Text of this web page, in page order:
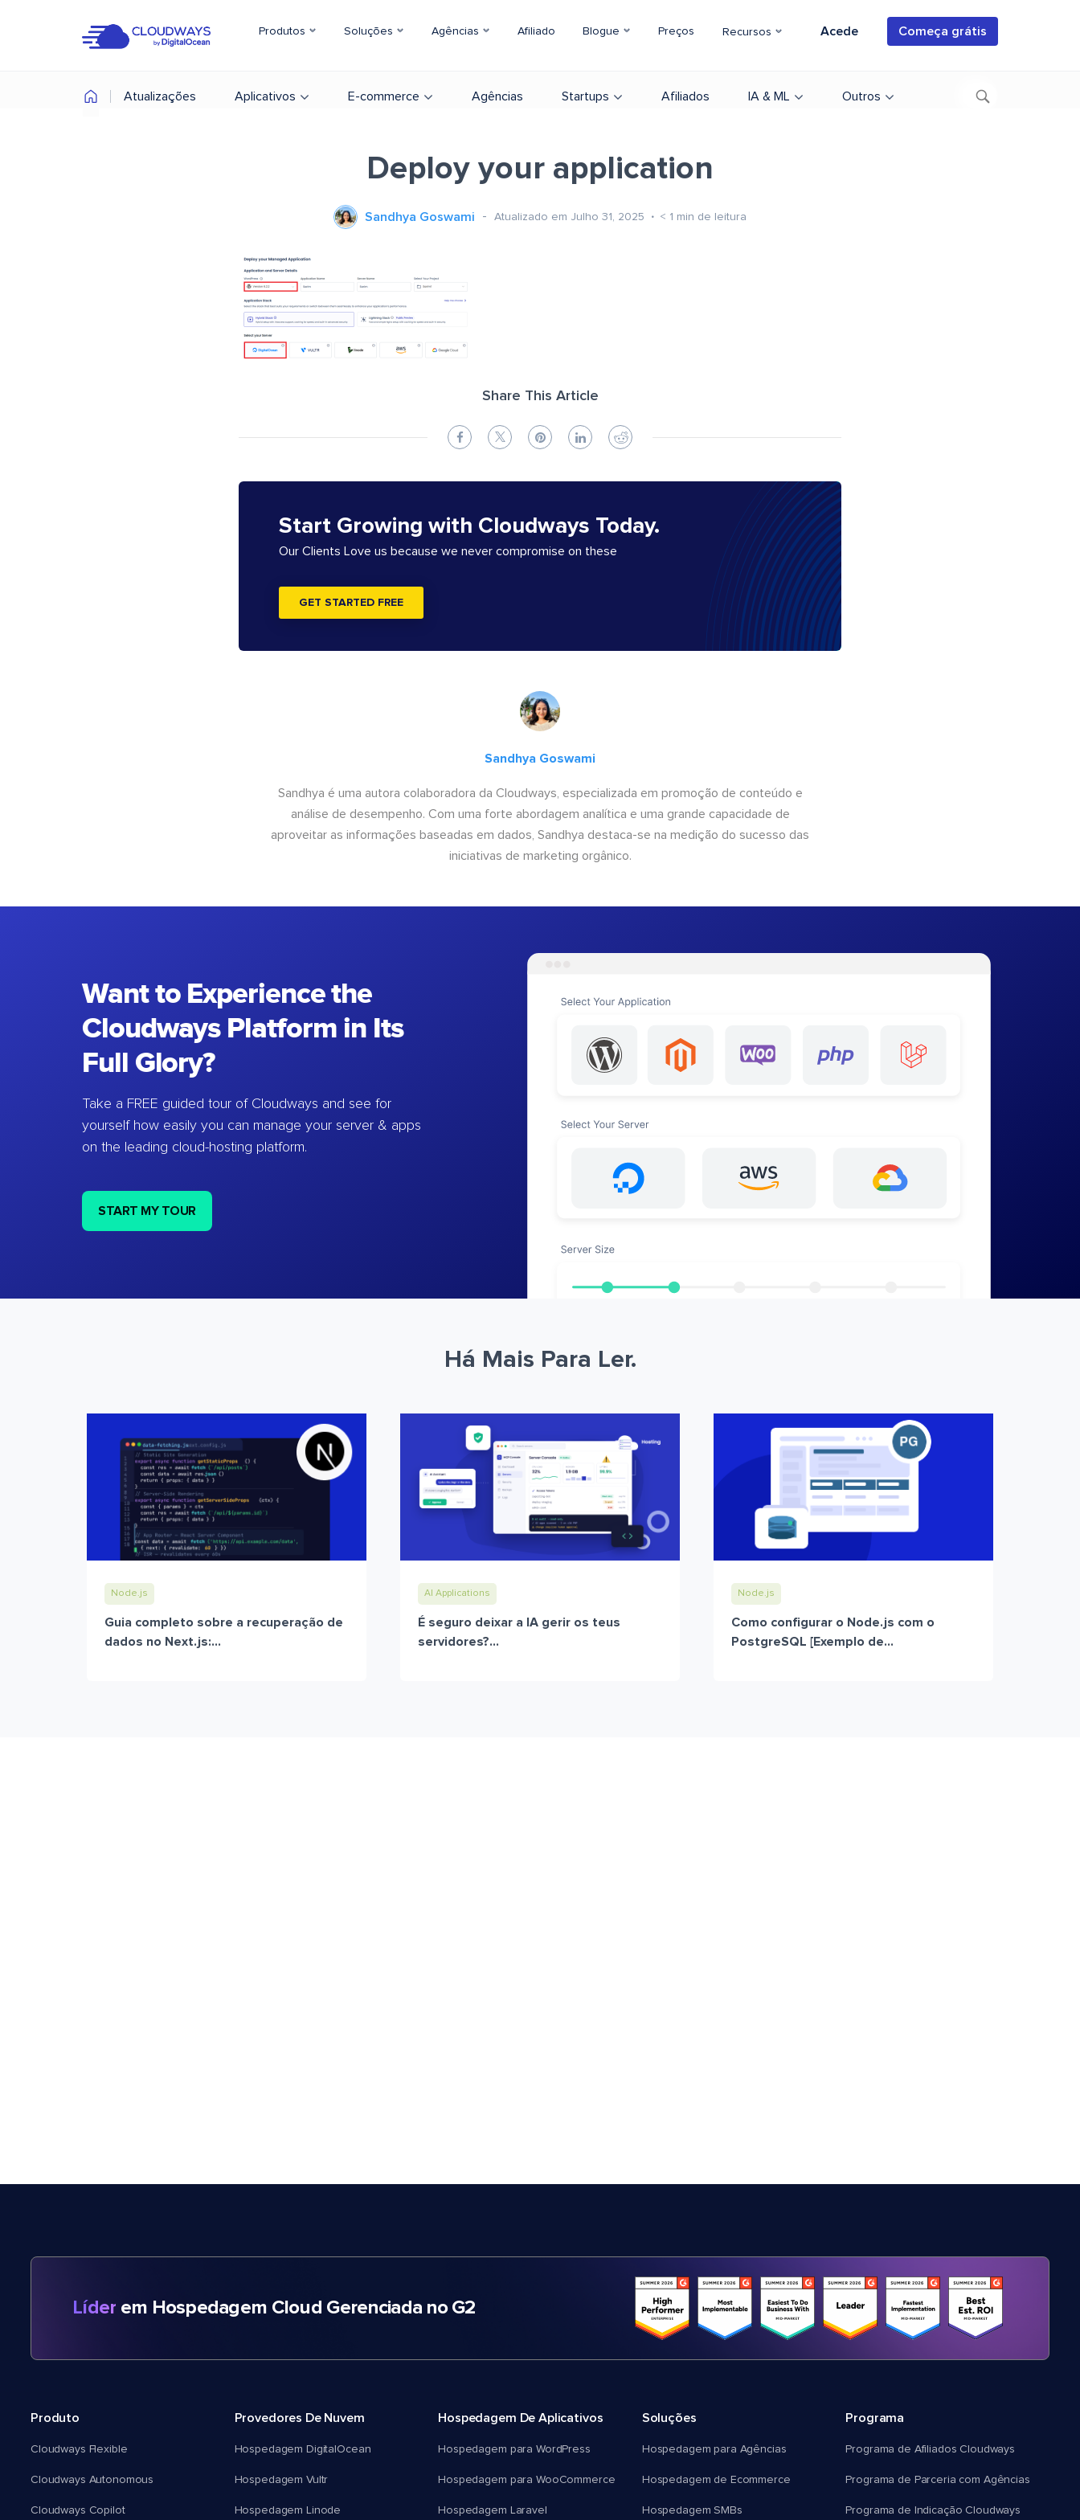
Produtos Soluções Agências Afiliado Blogue Preços Recursos Acede Começa grátis
Atualizações Aplicativos E-commerce Agências Startups Afiliados IA & ML Outros
Deploy your application
Sandhya Goswami Atualizado em Julho 31, 2025 < 1 min de leitura
Share This Article
Start Growing with Cloudways Today.
Our Clients Love us because we never compromise on these
GET STARTED FREE
Sandhya Goswami
Sandhya é uma autora colaboradora da Cloudways, especializada em promoção de conteúdo e
análise de desempenho. Com uma forte abordagem analítica e uma grande capacidade de
aproveitar as informações baseadas em dados, Sandhya destaca-se na medição do sucesso das
iniciativas de marketing orgânico.
Want to Experience the
Cloudways Platform in Its
Full Glory?
Take a FREE guided tour of Cloudways and see for
yourself how easily you can manage your server & apps
on the leading cloud-hosting platform.
START MY TOUR
Há Mais Para Ler.
Node.js
Guia completo sobre a recuperação de
dados no Next.js:...
AI Applications
É seguro deixar a IA gerir os teus
servidores?...
Node.js
Como configurar o Node.js com o
PostgreSQL [Exemplo de...
Líder em Hospedagem Cloud Gerenciada no G2
Produto
Cloudways Flexible
Cloudways Autonomous
Cloudways Copilot
Provedores De Nuvem
Hospedagem DigitalOcean
Hospedagem Vultr
Hospedagem Linode
Hospedagem De Aplicativos
Hospedagem para WordPress
Hospedagem para WooCommerce
Hospedagem Laravel
Soluções
Hospedagem para Agências
Hospedagem de Ecommerce
Hospedagem SMBs
Programa
Programa de Afiliados Cloudways
Programa de Parceria com Agências
Programa de Indicação Cloudways